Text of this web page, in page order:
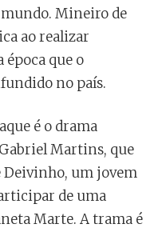
Mineiro de
ao realizar
que o
no país.
é o drama
Martins, que
Deivinho, um jovem
de uma
Marte. A trama é